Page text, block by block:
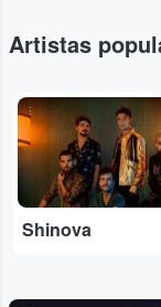
Artistas
...
Shinova